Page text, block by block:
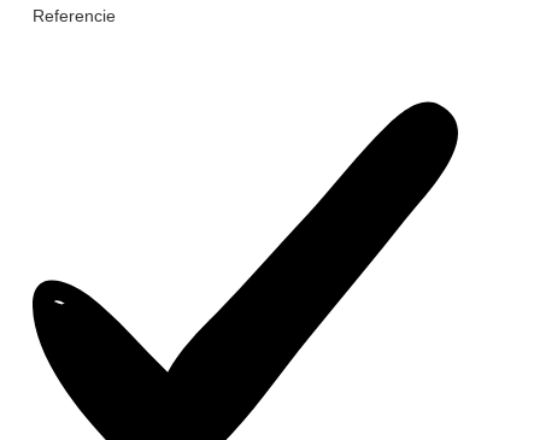
Referencie